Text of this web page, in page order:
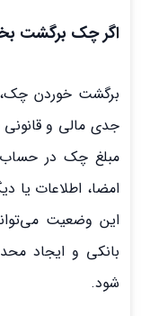
اگر چک برگشت
برگشت خوردن چک،
جدی مالی و قانونی
مبلغ چک در حساب
امضا، اطلاعات یا
این وضعیت
بانکی و ایجاد
شود.